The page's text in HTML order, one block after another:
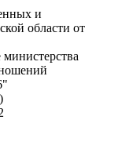
и
области от